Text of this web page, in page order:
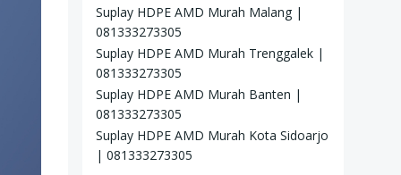
Suplay HDPE AMD Murah Malang |
081333273305
Suplay HDPE AMD Murah Trenggalek |
081333273305
Suplay HDPE AMD Murah Banten |
081333273305
Suplay HDPE AMD Murah Kota Sidoarjo
| 081333273305